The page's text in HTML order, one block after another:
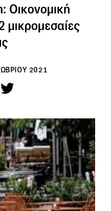
Οικονομική
μικρομεσαίες
2021